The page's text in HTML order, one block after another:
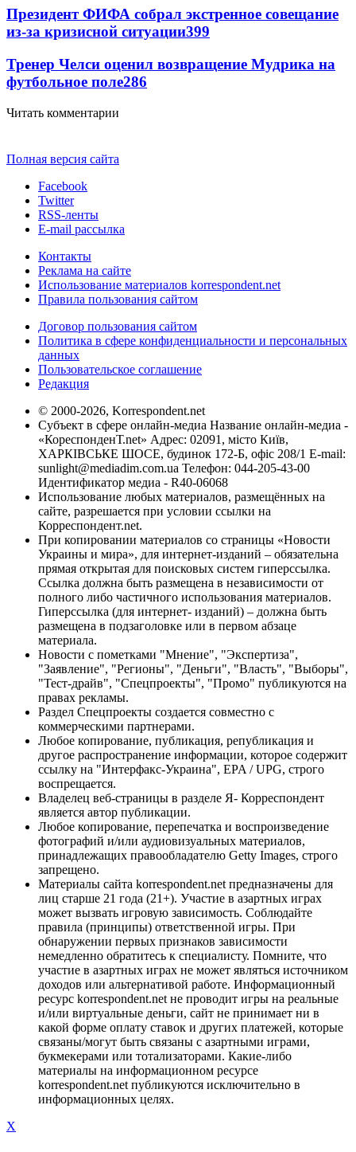
Президент ФИФА собрал экстренное совещание
из-за кризисной ситуации399
Тренер Челси оценил возвращение Мудрика на
футбольное поле286
Читать комментарии
Полная версия сайта
Facebook
Twitter
RSS-ленты
E-mail рассылка
Контакты
Реклама на сайте
Использование материалов korrespondent.net
Правила пользования сайтом
Договор пользования сайтом
Политика в сфере конфиденциальности и персональных
данных
Пользовательское соглашение
Редакция
© 2000-2026, Korrespondent.net
Субъект в сфере онлайн-медиа Название онлайн-медиа -
«КореспонденТ.net» Адрес: 02091, місто Київ,
ХАРКІВСЬКЕ ШОСЕ, будинок 172-Б, офіс 208/1 E-mail:
sunlight@mediadim.com.ua Телефон: 044-205-43-00
Идентификатор медиа - R40-06068
Использование любых материалов, размещённых на
сайте, разрешается при условии ссылки на
Корреспондент.net.
При копировании материалов со страницы «Новости
Украины и мира», для интернет-изданий – обязательна
прямая открытая для поисковых систем гиперссылка.
Ссылка должна быть размещена в независимости от
полного либо частичного использования материалов.
Гиперссылка (для интернет- изданий) – должна быть
размещена в подзаголовке или в первом абзаце
материала.
Новости с пометками "Мнение", "Экспертиза",
"Заявление", "Регионы", "Деньги", "Власть", "Выборы",
"Тест-драйв", "Спецпроекты", "Промо" публикуются на
правах рекламы.
Раздел Спецпроекты создается совместно с
коммерческими партнерами.
Любое копирование, публикация, републикация и
другое распространение информации, которое содержит
ссылку на "Интерфакс-Украина", EPA / UPG, строго
воспрещается.
Владелец веб-страницы в разделе Я- Корреспондент
является автор публикации.
Любое копирование, перепечатка и воспроизведение
фотографий и/или аудиовизуальных материалов,
принадлежащих правообладателю Getty Images, строго
запрещено.
Материалы сайта korrespondent.net предназначены для
лиц старше 21 года (21+). Участие в азартных играх
может вызвать игровую зависимость. Соблюдайте
правила (принципы) ответственной игры. При
обнаружении первых признаков зависимости
немедленно обратитесь к специалисту. Помните, что
участие в азартных играх не может являться источником
доходов или альтернативой работе. Информационный
ресурс korrespondent.net не проводит игры на реальные
и/или виртуальные деньги, сайт не принимает ни в
какой форме оплату ставок и других платежей, которые
связаны/могут быть связаны с азартными играми,
букмекерами или тотализаторами. Какие-либо
материалы на информационном ресурсе
korrespondent.net публикуются исключительно в
информационных целях.
X